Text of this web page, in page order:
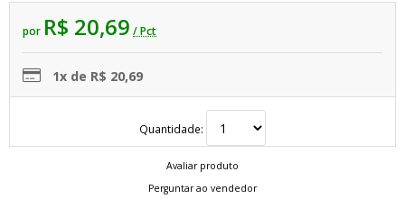
por R$ 20,69 / Pct
1x de R$ 20,69
Quantidade:
Avaliar produto
Perguntar ao vendedor